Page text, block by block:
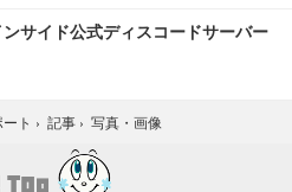
サイド公式ディスコードサーバー
ト › 記事 › 写真・画像